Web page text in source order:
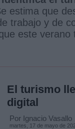
estima que
trabajo y de
este
El turismo
digital
Por Ignacio Vasallo
martes, 17 de mayo de